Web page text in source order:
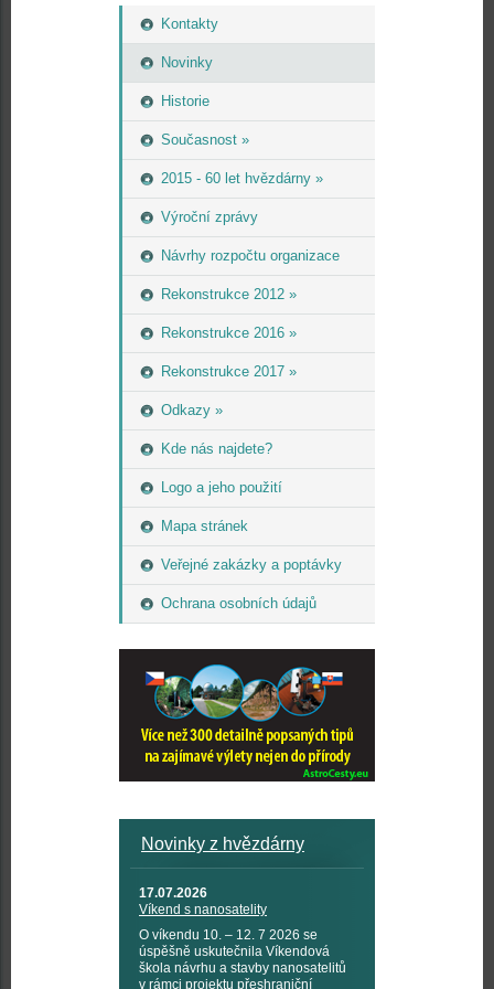
Kontakty
Novinky
Historie
Současnost »
2015 - 60 let hvězdárny »
Výroční zprávy
Návrhy rozpočtu organizace
Rekonstrukce 2012 »
Rekonstrukce 2016 »
Rekonstrukce 2017 »
Odkazy »
Kde nás najdete?
Logo a jeho použití
Mapa stránek
Veřejné zakázky a poptávky
Ochrana osobních údajů
Novinky z hvězdárny
17.07.2026
Víkend s nanosatelity
O víkendu 10. – 12. 7 2026 se
úspěšně uskutečnila Víkendová
škola návrhu a stavby nanosatelitů
v rámci projektu přeshraniční